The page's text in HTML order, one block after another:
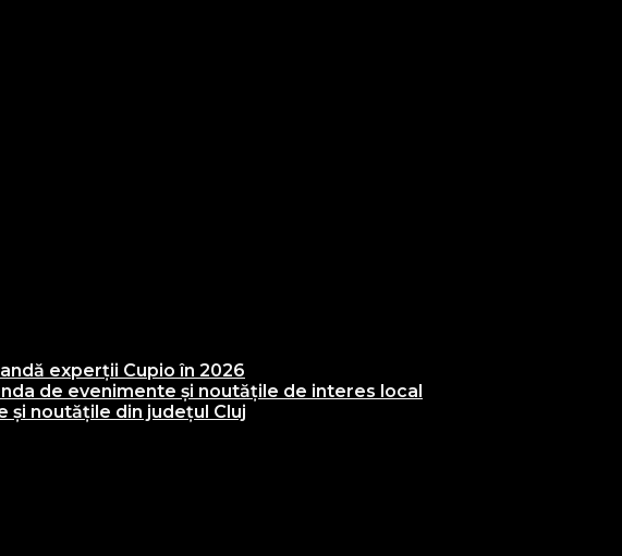
experții Cupio în 2026
de evenimente și noutățile de interes local
și noutățile din județul Cluj